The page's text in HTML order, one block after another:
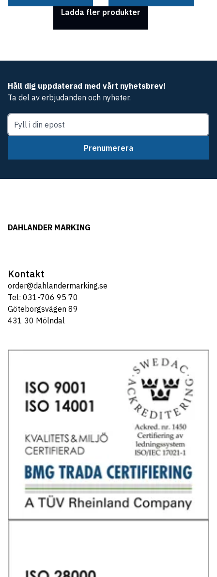
Ladda fler produkter
Håll dig uppdaterad med vårt nyhetsbrev!
Ta del av erbjudanden och nyheter.
Prenumerera
DAHLANDER MARKING
Kontakt
order@dahlandermarking.se
Tel: 031-706 95 70
Göteborgsvägen 89
431 30 Mölndal